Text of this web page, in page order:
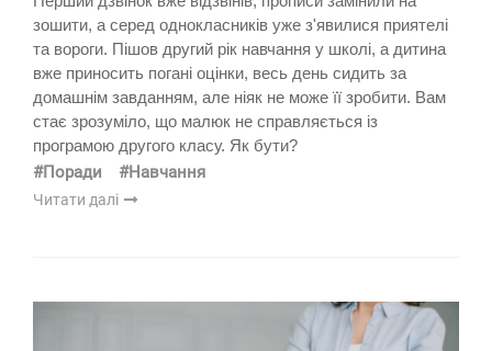
зошити, а серед однокласників уже з'явилися приятелі
та вороги. Пішов другий рік навчання у школі, а дитина
вже приносить погані оцінки, весь день сидить за
домашнім завданням, але ніяк не може її зробити. Вам
стає зрозуміло, що малюк не справляється із
програмою другого класу. Як бути?
#Поради #Навчання
Читати далі